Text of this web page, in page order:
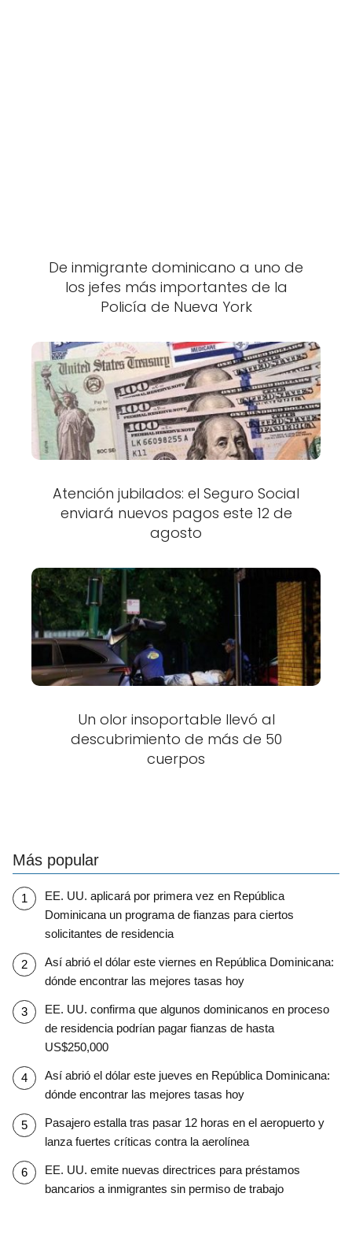
De inmigrante dominicano a uno de
los jefes más importantes de la
Policía de Nueva York
Atención jubilados: el Seguro Social
enviará nuevos pagos este 12 de
agosto
Un olor insoportable llevó al
descubrimiento de más de 50
cuerpos
Más popular
EE. UU. aplicará por primera vez en República
Dominicana un programa de fianzas para ciertos
solicitantes de residencia
Así abrió el dólar este viernes en República Dominicana:
dónde encontrar las mejores tasas hoy
EE. UU. confirma que algunos dominicanos en proceso
de residencia podrían pagar fianzas de hasta
US$250,000
Así abrió el dólar este jueves en República Dominicana:
dónde encontrar las mejores tasas hoy
Pasajero estalla tras pasar 12 horas en el aeropuerto y
lanza fuertes críticas contra la aerolínea
EE. UU. emite nuevas directrices para préstamos
bancarios a inmigrantes sin permiso de trabajo